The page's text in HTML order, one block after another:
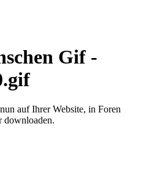
Gif -
auf Ihrer Website, in Foren
downloaden.